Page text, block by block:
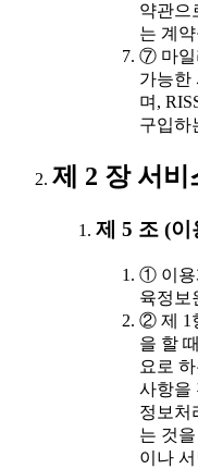
약관으
는 계
⑦ 마일
가능한
며,
구입하
제 2 장 서
제 5 조 (
① 이용
육정보
② 제 1
을 할
요로
사항을
정보처
는 것
이나